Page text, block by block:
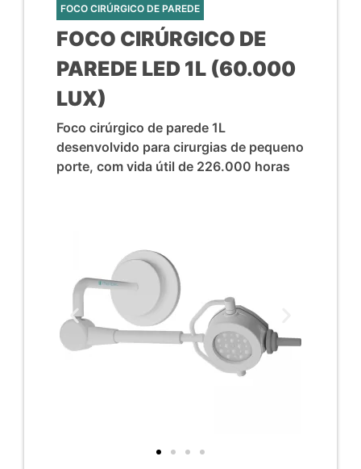
FOCO CIRÚRGICO DE PAREDE
FOCO CIRÚRGICO DE
PAREDE LED 1L (60.000
LUX)
Foco cirúrgico de parede 1L
desenvolvido para cirurgias de pequeno
porte, com vida útil de 226.000 horas